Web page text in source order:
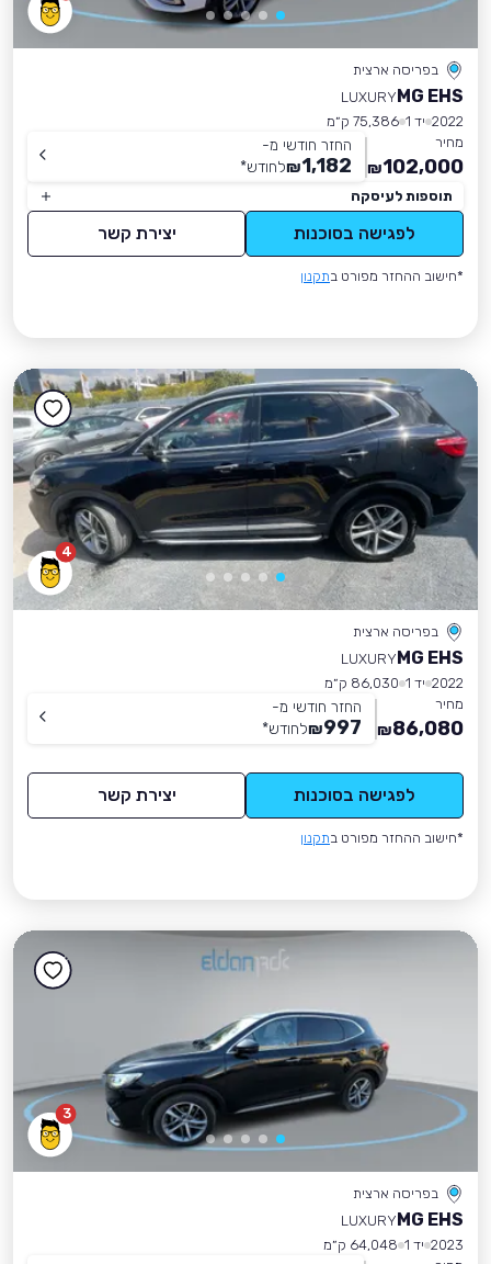
בפריסה ארצית
MG EHS
LUXURY
2022 יד 1
75,386 ק״מ
מחיר
102,000
₪
החזר חודשי מ-
1,182
₪לחודש*
תוספות לעיסקה
לפגישה בסוכנות יצירת קשר
*חישוב ההחזר מפורט בתקנון
4
בפריסה ארצית
MG EHS
LUXURY
2022 יד 1
86,030 ק״מ
מחיר
86,080
₪
החזר חודשי מ-
997
₪לחודש*
לפגישה בסוכנות יצירת קשר
*חישוב ההחזר מפורט בתקנון
3
בפריסה ארצית
MG EHS
LUXURY
2023 יד 1
64,048 ק״מ